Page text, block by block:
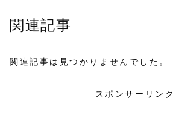
関連記事
関連記事は見つかりませんでした。
スポンサーリンク